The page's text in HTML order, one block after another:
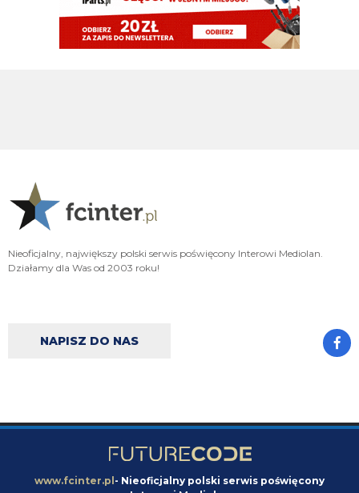
mavornik co tam pewnie pocisz sie na mysl o opalonej glowce spolotiego i
jutrzejszym meczu jego
No i oktree trza było takiej cipy co będzie chwalić nawet niepowodzenia w
mercato. To się z jednej strony szanuje bo nie robi fermentu a z drugiej
strony niema nazwiska żeby się postawić bo znalazł złotą rybkę.
fajnie ze zlapalismy dobry kontakt, jeszcze troche i dolacze do was na
discorda
ale co tam. Azalio zastukał podobnie do drzwi rok pozniej i został wyruchany
tego nigdy sie nie dowiemy. Wedlug mediow to pedały z bergamo nawet nie
Nieoficjalny, największy polski serwis poświęcony Interowi Mediolan.
Działamy dla Was od 2003 roku!
NAPISZ DO NAS
www.fcinter.pl- Nieoficjalny polski serwis poświęcony